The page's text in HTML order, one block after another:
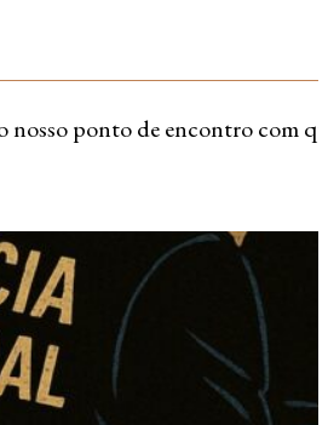
nosso ponto de encontro com